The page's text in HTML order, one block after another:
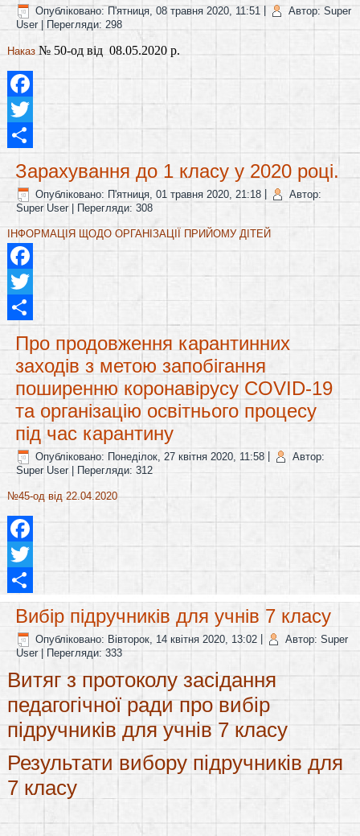
Опубліковано: П'ятниця, 08 травня 2020, 11:51
Автор: Super
User| Перегляди: 298
Наказ№ 50-од від  08.05.2020 р.
Facebook
Twitter
Зарахування до 1 класу у 2020 році.
Опубліковано: П'ятниця, 01 травня 2020, 21:18
Автор:
Super User| Перегляди: 308
ІНФОРМАЦІЯ ЩОДО ОРГАНІЗАЦІЇ ПРИЙОМУ ДІТЕЙ
Facebook
Twitter
Share
Про продовження карантинних
заходів з метою запобігання
поширенню коронавірусу COVID-19
та організацію освітнього процесу
під час карантину
Опубліковано: Понеділок, 27 квітня 2020, 11:58
Автор:
Super User | Перегляди: 312
№45-од від 22.04.2020
Facebook
Twitter
Share
Вибір підручників для учнів 7 класу
Опубліковано: Вівторок, 14 квітня 2020, 13:02
Автор: Super
User| Перегляди: 333
Витяг з протоколу засідання
педагогічної ради про вибір
підручників для учнів 7 класу
Результати вибору підручників для
7 класу